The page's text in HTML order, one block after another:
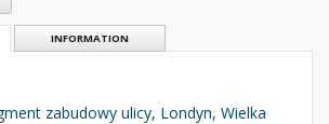
INFORMATION
zabudowy ulicy, Londyn, Wielka